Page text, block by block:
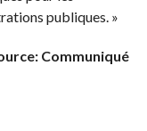
publiques. »
Communiqué